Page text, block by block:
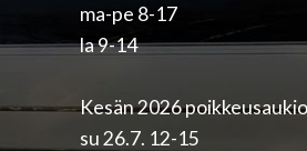
ma-pe 8-17
la 9-14
Kesän 2026
su 26.7. 12-15